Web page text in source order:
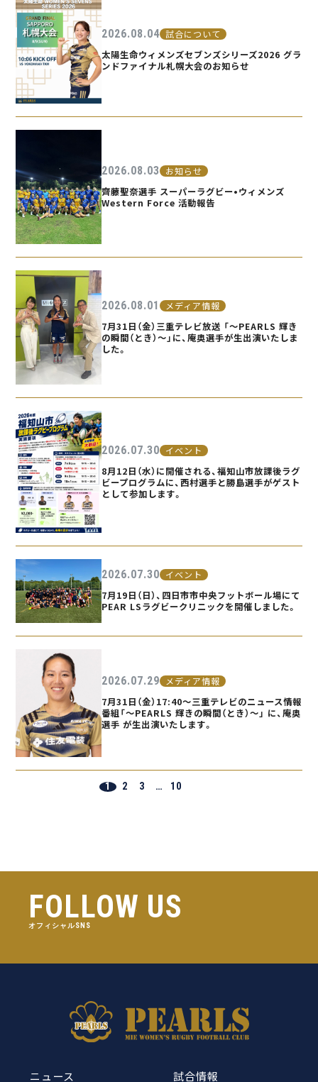
2026.08.04 試合について
太陽生命ウィメンズセブンズシリーズ2026 グラ
ンドファイナル札幌大会のお知らせ
2026.08.03 お知らせ
齊藤聖奈選手 スーパーラグビー•ウィメンズ
Western Force 活動報告
2026.08.01 メディア情報
7月31日（金）三重テレビ放送 「〜PEARLS 輝き
の瞬間（とき）〜」に、庵奥選手が生出演いたしま
した。
2026.07.30 イベント
8月12日（水）に開催される、福知山市放課後ラグ
ビープログラムに、西村選手と勝島選手がゲスト
として参加します。
2026.07.30 イベント
7月19日（日）、四日市市中央フットボール場にて
PEAR LSラグビークリニックを開催しました。
2026.07.29 メディア情報
7月31日（金）17:40〜三重テレビのニュース情報
番組「〜PEARLS 輝きの瞬間（とき）〜」 に、庵奥
選手 が生出演いたします。
1 2 3 … 10
FOLLOW US
オフィシャルSNS
ニュース 試合情報